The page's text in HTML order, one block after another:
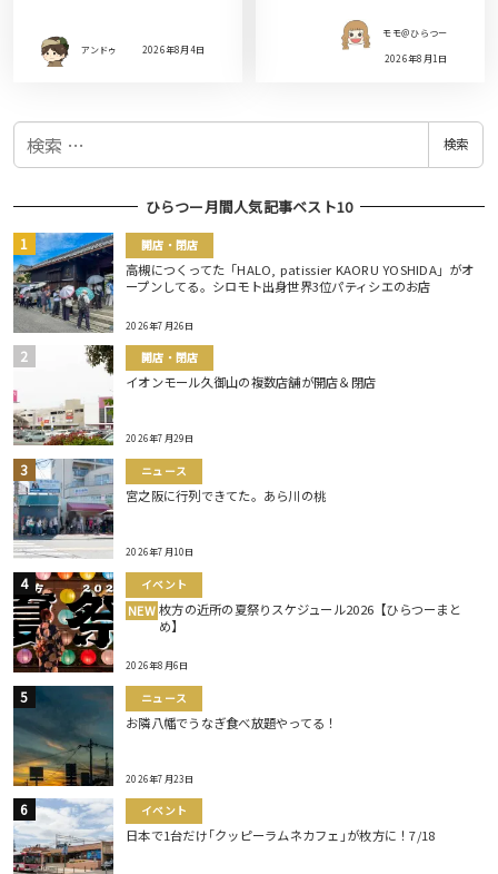
アンドゥ 2026年8月4日
モモ＠ひらつー
2026年8月1日
検
検索
ひらつー月間人気記事ベスト10
開店・閉店
高槻につくってた「HALO, patissier KAORU YOSHIDA」がオ
ープンしてる。シロモト出身世界3位パティシエのお店
2026年7月26日
開店・閉店
イオンモール久御山の複数店舗が開店＆閉店
2026年7月29日
ニュース
宮之阪に行列できてた。あら川の桃
2026年7月10日
イベント
NEW 枚方の近所の夏祭りスケジュール2026【ひらつーまと
め】
2026年8月6日
ニュース
お隣八幡でうなぎ食べ放題やってる！
2026年7月23日
イベント
日本で1台だけ｢クッピーラムネカフェ｣が枚方に！7/18